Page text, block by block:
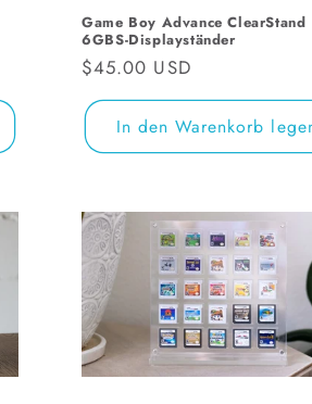
Game Boy Advance ClearStand
6GBS-Displayständer
Normaler
Preis
$45.00 USD
In den Warenkorb